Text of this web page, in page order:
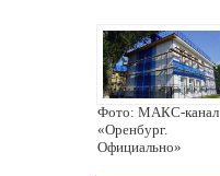
Фото: МАКС-канал
«Оренбург.
Официально»